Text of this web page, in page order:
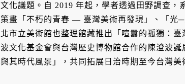
文化議題。自 2019 年起，學者透過田野調查，
策畫「不朽的青春 — 臺灣美術再發現」、「光
北市立美術館也整理館藏推出「喧囂的孤獨：
波文化基金會與台灣歷史博物館合作的陳澄波
與其時代風景」，共同拓展日治時期至今台灣美